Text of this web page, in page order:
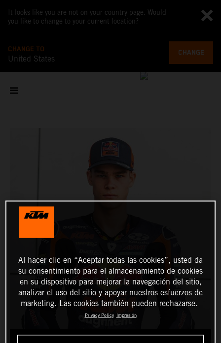
It looks like you are not on your country page. Would
you like to change to your current location?
CHANGE TO
United States
CHANGE
Al hacer clic en “Aceptar todas las cookies”, usted da
su consentimiento para el almacenamiento de cookies
en su dispositivo para mejorar la navegación del sitio,
analizar el uso del sitio y apoyar nuestros esfuerzos de
marketing. Las cookies también pueden rechazarse.
Privacy Policy Impresión